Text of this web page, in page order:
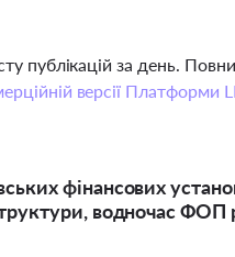
публікацій за день.
версії Платформи
фінансових
водночас